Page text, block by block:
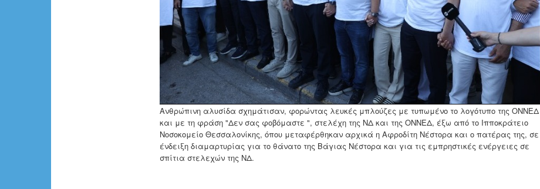
Ανθρώπινη αλυσίδα σχημάτισαν, φορώντας λευκές μπλούζες με τυπωμένο το λογότυπο της ΟΝΝΕΔ
και με τη φράση "Δεν σας φοβόμαστε ", στελέχη της ΝΔ και της ΟΝΝΕΔ, έξω από το Ιπποκράτειο
Νοσοκομείο Θεσσαλονίκης, όπου μεταφέρθηκαν αρχικά η Αφροδίτη Νέστορα και ο πατέρας της, σε
ένδειξη διαμαρτυρίας για το θάνατο της Βάγιας Νέστορα και για τις εμπρηστικές ενέργειες σε
σπίτια στελεχών της ΝΔ.